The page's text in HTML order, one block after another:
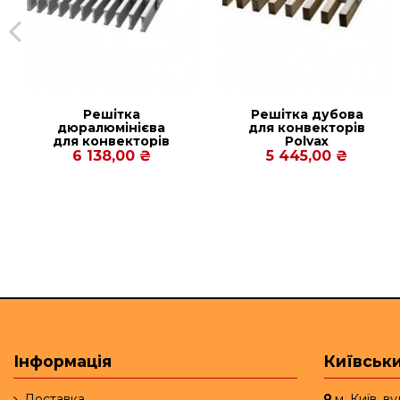
Решітка
дюралюмінієва
для конвекторів
Polvax
KVM.PREMIUM.380.1250.90
6 138,00 ₴
Решітка дубова
для конвекторів
Polvax
5 445,00 ₴
Інформація